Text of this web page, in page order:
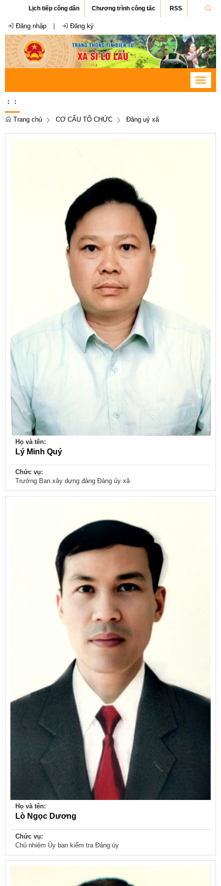
Lịch tiếp công dân Chương trình công tác RSS
Đăng nhập Đăng ký
Toggle
: :
Trang chủ CƠ CẤU TỔ CHỨC Đảng uỷ xã
Họ và tên:
Lý Minh Quý
Chức vụ:
Trưởng Ban xây dựng đảng Đảng ủy xã
Họ và tên:
Lò Ngọc Dương
Chức vụ:
Chủ nhiệm Ủy ban kiểm tra Đảng ủy